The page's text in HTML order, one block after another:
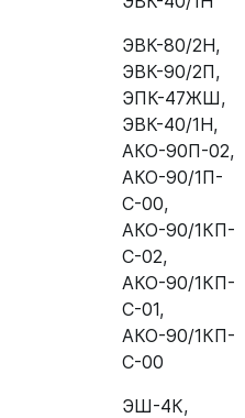
ЭВК-80/2Н,
ЭВК-90/2П,
ЭПК-47ЖШ,
ЭВК-40/1Н,
АКО-90П-02,
АКО-90/1П-
С-00,
АКО-90/1КП-
С-02,
АКО-90/1КП-
С-01,
АКО-90/1КП-
С-00
ЭШ-4К,